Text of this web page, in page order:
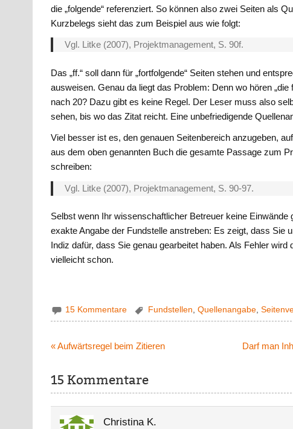
die „folgende“ referenziert. So können also zwei Seiten als
Kurzbelegs sieht das zum Beispiel aus wie folgt:
Vgl. Litke (2007), Projektmanagement, S. 90f.
Das „ff.“ soll dann für „fortfolgende“ Seiten stehen und
ausweisen. Genau da liegt das Problem: Denn wo hören
nach 20? Dazu gibt es keine Regel. Der Leser muss also
sehen, bis wo das Zitat reicht. Eine unbefriedigende
Viel besser ist es, den genauen Seitenbereich anzugeben,
aus dem oben genannten Buch die gesamte Passage zum
schreiben:
Vgl. Litke (2007), Projektmanagement, S. 90-97.
Selbst wenn Ihr wissenschaftlicher Betreuer keine Einwände
exakte Angabe der Fundstelle anstreben: Es zeigt, dass Sie
Indiz dafür, dass Sie genau gearbeitet haben. Als Fehler
vielleicht schon.
15 Kommentare Fundstellen Quellenangabe,
Beitragsnavigation
« Aufwärtsregel beim Zitieren Darf man
15 Kommentare
Christina K.